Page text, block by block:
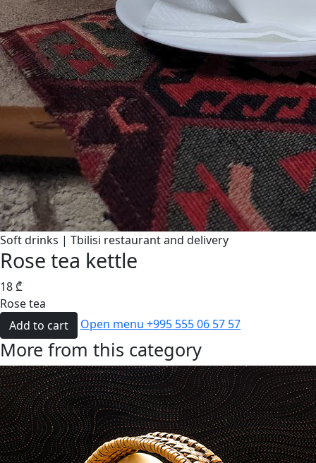
Soft drinks | Tbilisi restaurant and delivery
Rose tea kettle
18₾
Rose tea
Add to cart
Open menu +995 555 06 57 57
More from this category